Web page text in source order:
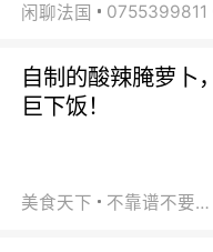
闲聊法国 0755399811
自制的酸辣腌萝卜
巨下饭！
美食天下 不靠谱不要联系